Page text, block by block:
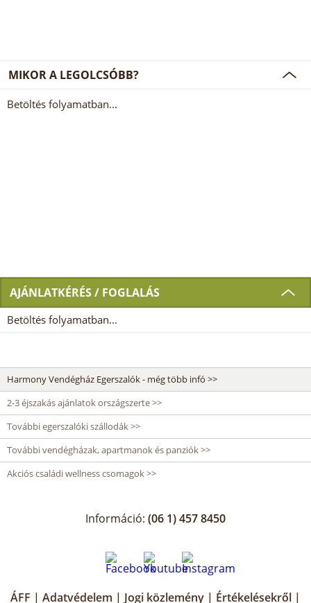
MIKOR A LEGOLCSÓBB?
Betöltés folyamatban...
AJÁNLATKÉRÉS / FOGLALÁS
Betöltés folyamatban...
Harmony Vendégház Egerszalók - még több infó >>
2-3 éjszakás ajánlatok országszerte >>
További egerszalóki szállodák >>
További vendégházak, apartmanok és panziók >>
Akciós családi wellness csomagok >>
Információ: (06 1) 457 8450
ÁFF | Adatvédelem | Jogi közlemény | Értékelésekről |